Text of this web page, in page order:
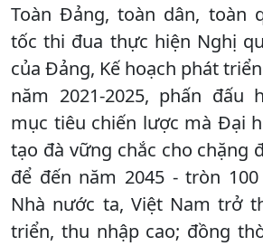
Toàn Đảng, toàn dân, toàn
tốc thi đua thực hiện Nghị
của Đảng, Kế hoạch phát
năm 2021-2025, phấn đấu
mục tiêu chiến lược mà Đại
tạo đà vững chắc cho chặng
để đến năm 2045 - tròn
Nhà nước ta, Việt Nam trở
triển, thu nhập cao; đồng